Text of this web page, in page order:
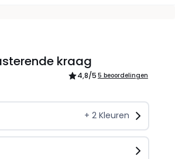
kraag
4,8/5 5 beoordelingen
+ 2Kleuren